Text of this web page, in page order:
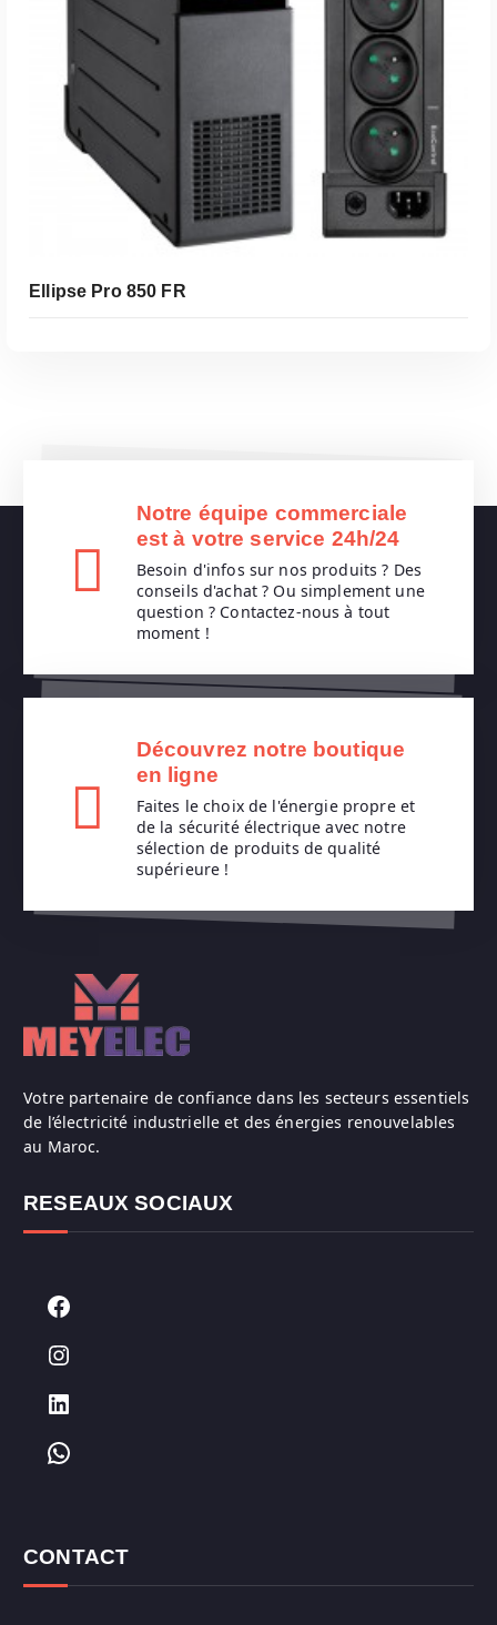
Lire La Suite
Ellipse Pro 850 FR
Notre équipe commerciale
est à votre service 24h/24
Besoin d'infos sur nos produits ? Des
conseils d'achat ? Ou simplement une
question ? Contactez-nous à tout
moment !
Découvrez notre boutique
en ligne
Faites le choix de l'énergie propre et
de la sécurité électrique avec notre
sélection de produits de qualité
supérieure !
Votre partenaire de confiance dans les secteurs essentiels
de l’électricité industrielle et des énergies renouvelables
au Maroc.
RESEAUX SOCIAUX
Facebook
Instagram
LinkedIn
WhatsApp
CONTACT